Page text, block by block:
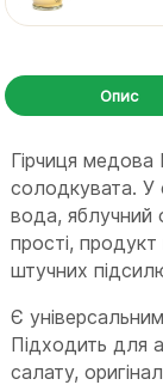
Опис
Гірчиця
солодкувата. У
вода, яблучний
прості,
штучних
Є
Підходить для
салату,